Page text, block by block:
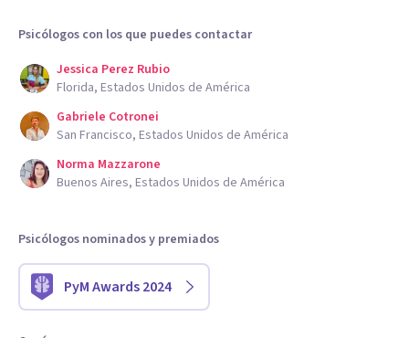
Psicólogos con los que puedes contactar
Jessica Perez Rubio
Florida, Estados Unidos de América
Gabriele Cotronei
San Francisco, Estados Unidos de América
Norma Mazzarone
Buenos Aires, Estados Unidos de América
Psicólogos nominados y premiados
PyM Awards 2024